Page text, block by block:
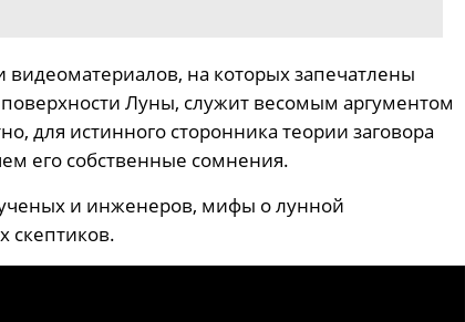
на которых запечатлены
Луны, служит весомым аргументом
для истинного сторонника теории заговора
его собственные сомнения.
и инженеров, мифы о лунной
скептиков.